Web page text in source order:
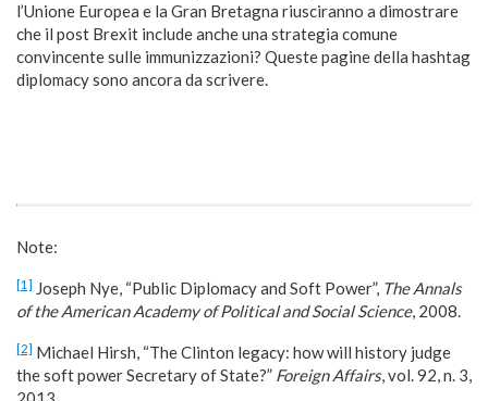
l’Unione Europea e la Gran Bretagna riusciranno a dimostrare
che il post Brexit include anche una strategia comune
convincente sulle immunizzazioni? Queste pagine della hashtag
diplomacy sono ancora da scrivere.
Note:
[1] Joseph Nye, “Public Diplomacy and Soft Power”, The Annals
of the American Academy of Political and Social Science, 2008.
[2] Michael Hirsh, “The Clinton legacy: how will history judge
the soft power Secretary of State?” Foreign Affairs, vol. 92, n. 3,